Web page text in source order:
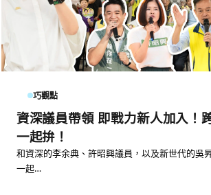
巧觀點
資深議員帶領 即戰力新人加入！
一起拚！
和資深的李余典、許昭興議員，以及新世代的吳
一起…